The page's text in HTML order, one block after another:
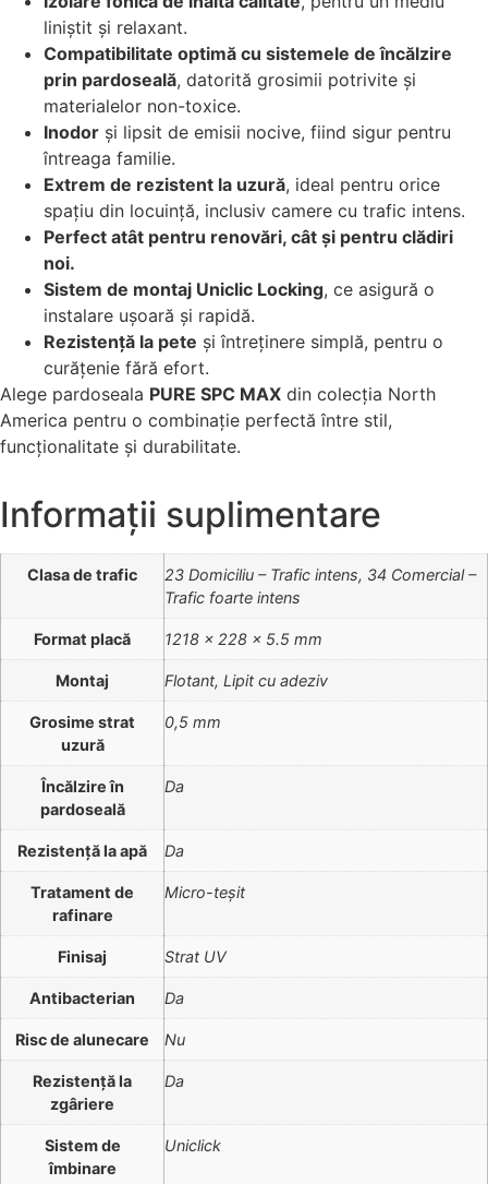
liniștit și relaxant.
Compatibilitate optimă cu sistemele de încălzire
prin pardoseală, datorită grosimii potrivite și
materialelor non-toxice.
Inodor și lipsit de emisii nocive, fiind sigur pentru
întreaga familie.
Extrem de rezistent la uzură, ideal pentru orice
spațiu din locuință, inclusiv camere cu trafic intens.
Perfect atât pentru renovări, cât și pentru clădiri
noi.
Sistem de montaj Uniclic Locking, ce asigură o
instalare ușoară și rapidă.
Rezistență la pete și întreținere simplă, pentru o
curățenie fără efort.
Alege pardoseala PURE SPC MAX din colecția North
America pentru o combinație perfectă între stil,
funcționalitate și durabilitate.
Informații suplimentare
Clasa de trafic
23 Domiciliu – Trafic intens, 34 Comercial –
Trafic foarte intens
Format placă 1218 x 228 x 5.5 mm
Montaj Flotant, Lipit cu adeziv
Grosime strat
uzură
0,5 mm
Încălzire în
pardoseală
Da
Rezistență la apă Da
Tratament de
rafinare
Micro-teșit
Finisaj Strat UV
Antibacterian Da
Risc de alunecare Nu
Rezistență la
zgâriere
Da
Sistem de
îmbinare
Uniclick